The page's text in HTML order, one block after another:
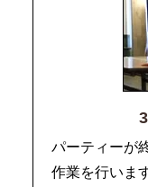
パーティーが
作業を行いま